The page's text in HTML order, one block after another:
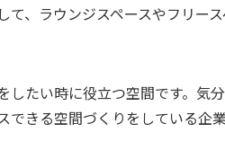
、ラウンジスペースやフリー
したい時に役立つ空間です。気
きる空間づくりをしている企業